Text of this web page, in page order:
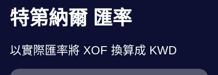
特第納爾 匯率
以實際匯率將 XOF 換算成 KWD